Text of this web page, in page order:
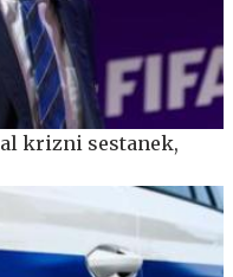
krizni sestanek,